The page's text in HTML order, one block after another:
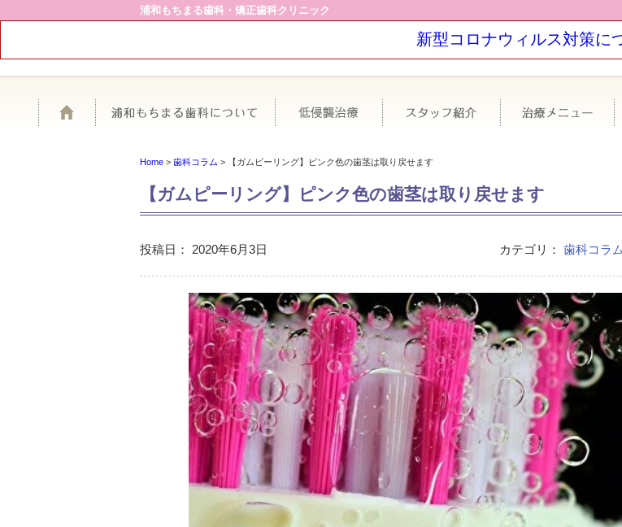
浦和もちまる歯科・矯正歯科クリニック
新型コロナウィルス対策に
浦和もちまる歯科について極力抜かない・なるべく削らない
スタッフ紹介
Home > 歯科コラム > 【ガムピーリング】ピンク色の歯茎は取り戻せます
【ガムピーリング】ピンク色の歯茎は取り戻せます
投稿日： 2020年6月3日 カテゴリ： 歯科コラム